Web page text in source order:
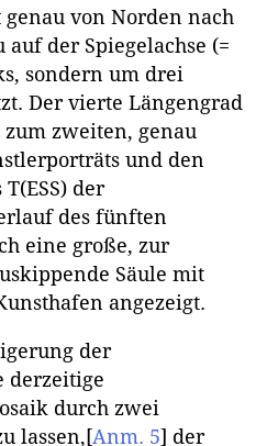
von Norden nach
der Spiegelachse (=
sondern um drei
Der vierte Längengrad
zweiten, genau
und den
der
des fünften
eine große, zur
Säule mit
angezeigt.
der
derzeitige
durch zwei
lassen, [Anm. 5] der